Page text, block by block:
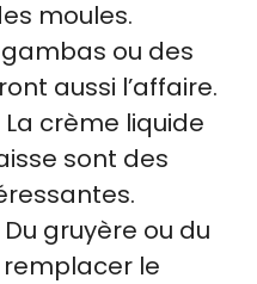
moules.
ou des
aussi l’affaire.
crème liquide
sont des
gruyère ou du
le